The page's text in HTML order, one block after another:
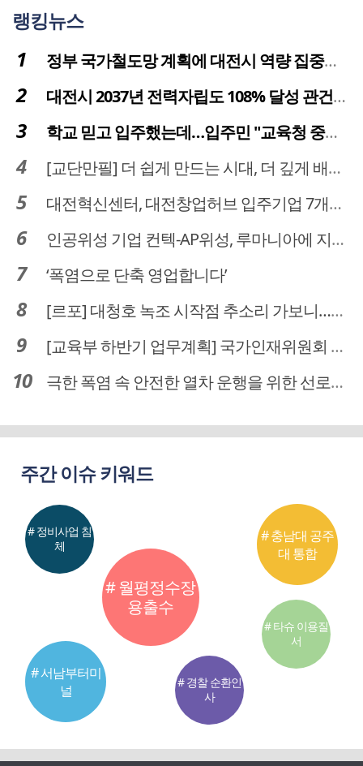
랭킹뉴스
정부 국가철도망 계획에 대전시 역량 집중해야
대전시 2037년 전력자립도 108% 달성 관건은 '주민 수용성'
학교 믿고 입주했는데…입주민 "교육청 중재 나서라"
[교단만필] 더 쉽게 만드는 시대, 더 깊게 배우는 교육
대전혁신센터, 대전창업허브 입주기업 7개사 모집
인공위성 기업 컨텍-AP위성, 루마니아에 지상국 시스템 전수
‘폭염으로 단축 영업합니다’
[르포] 대청호 녹조 시작점 추소리 가보니…걷어내도 짙은 초록빛
[교육부 하반기 업무계획] 국가인재위원회 신설… 거점국립대 3곳 성장엔진·AI 분야 패키지 지원
극한 폭염 속 안전한 열차 운행을 위한 선로관리
주간 이슈 키워드
# 월평정수장
용출수
# 서남부터미
널
# 충남대 공주
대 통합
# 정비사업 침
체
# 경찰 순환인
사
# 타슈 이용질
서